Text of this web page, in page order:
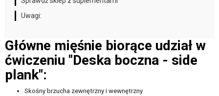
Uwagi:
Główne mięśnie biorące udział w
ćwiczeniu "Deska boczna - side
plank":
Skośny brzucha zewnętrzny i wewnętrzny